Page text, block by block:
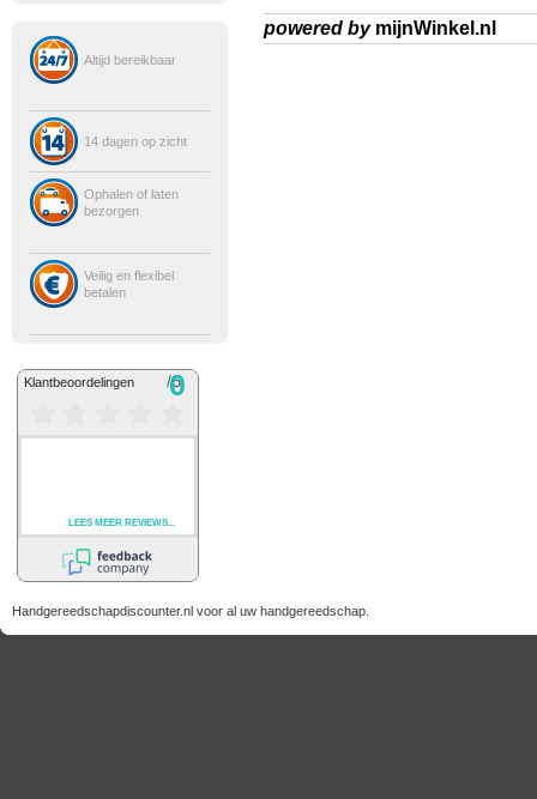
Altijd bereikbaar
14 dagen op zicht
Ophalen of laten
bezorgen
Veilig en flexibel
betalen
powered by mijnWinkel.nl
Handgereedschapdiscounter.nl voor al uw handgereedschap.